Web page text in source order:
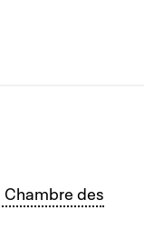
Chambre des